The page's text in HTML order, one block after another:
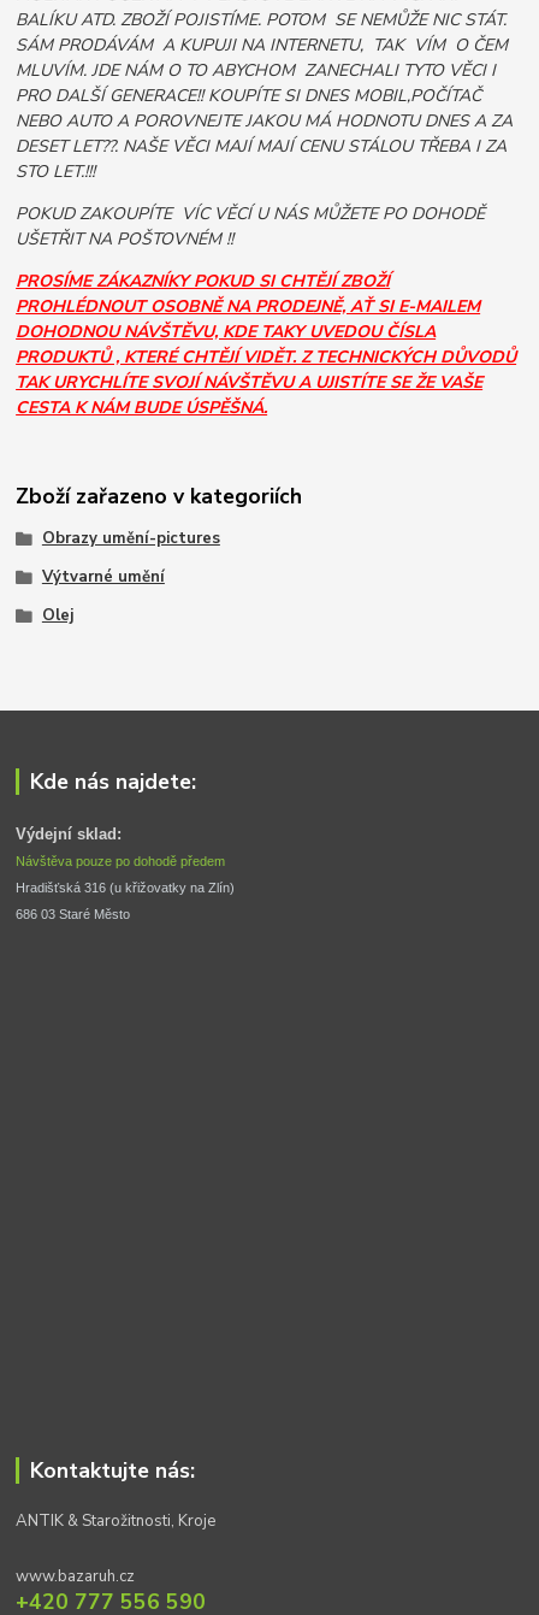
BALÍKU ATD. ZBOŽÍ POJISTÍME. POTOM SE NEMŮŽE NIC STÁT.
SÁM PRODÁVÁM A KUPUJI NA INTERNETU, TAK VÍM O ČEM
MLUVÍM. JDE NÁM O TO ABYCHOM ZANECHALI TYTO VĚCI I
PRO DALŠÍ GENERACE!! KOUPÍTE SI DNES MOBIL,POČÍTAČ
NEBO AUTO A POROVNEJTE JAKOU MÁ HODNOTU DNES A ZA
DESET LET??. NAŠE VĚCI MAJÍ MAJÍ CENU STÁLOU TŘEBA I ZA
STO LET.!!!
POKUD ZAKOUPÍTE VÍC VĚCÍ U NÁS MŮŽETE PO DOHODĚ
UŠETŘIT NA POŠTOVNÉM !!
PROSÍME ZÁKAZNÍKY POKUD SI CHTĚJÍ ZBOŽÍ
PROHLÉDNOUT OSOBNĚ NA PRODEJNĚ, AŤ SI E-MAILEM
DOHODNOU NÁVŠTĚVU, KDE TAKY UVEDOU ČÍSLA
PRODUKTŮ , KTERÉ CHTĚJÍ VIDĚT. Z TECHNICKÝCH DŮVODŮ
TAK URYCHLÍTE SVOJÍ NÁVŠTĚVU A UJISTÍTE SE ŽE VAŠE
CESTA K NÁM BUDE ÚSPĚŠNÁ.
Zboží zařazeno v kategoriích
Obrazy umění-pictures
Výtvarné umění
Olej
Kde nás najdete:
Výdejní sklad:
Návštěva pouze po dohodě předem
Hradišťská 316 (u křižovatky na Zlín)
686 03 Staré Město
Kontaktujte nás:
ANTIK & Starožitnosti, Kroje
www.bazaruh.cz
+420 777 556 590